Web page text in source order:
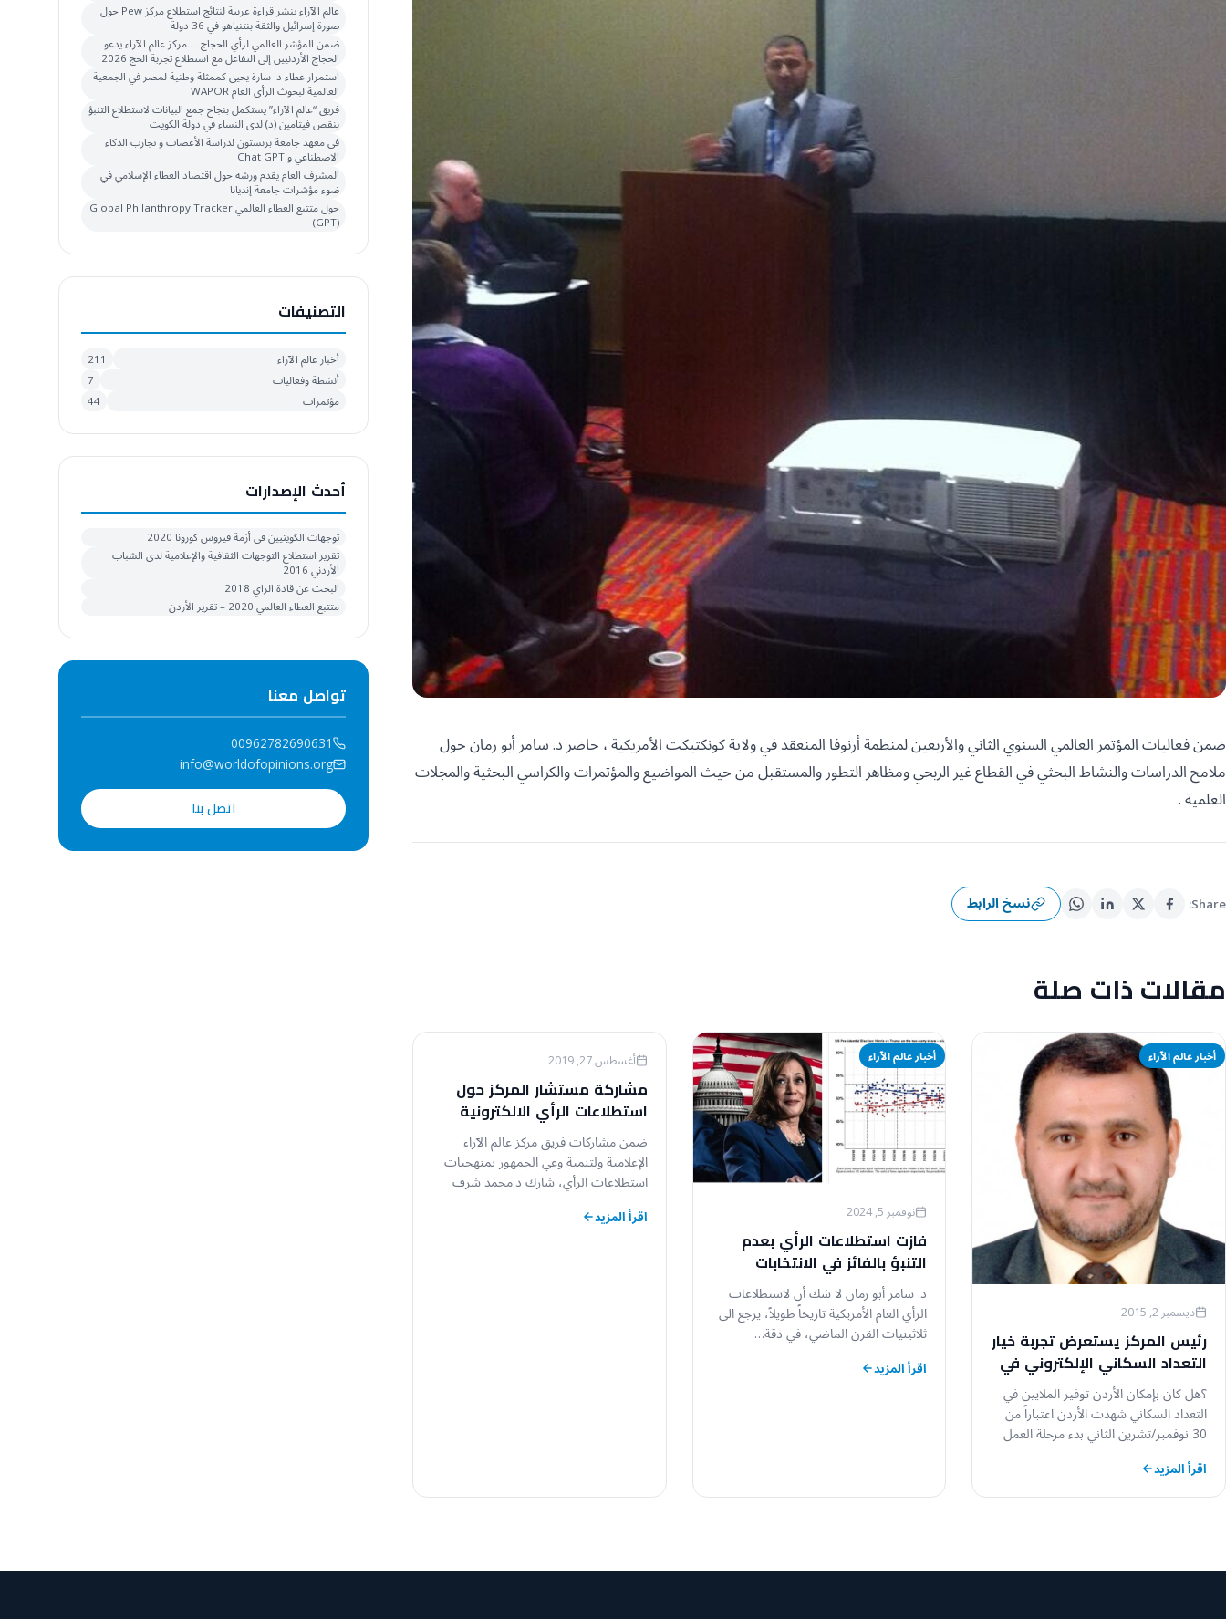
ضمن فعاليات المؤتمر العالمي السنوي الثاني والأربعين لمنظمة أرنوفا المنعقد في ولاية كونكتيكت الأمريكية ، حاضر د. سامر أبو رمان حول
ملامح الدراسات والنشاط البحثي في القطاع غير الربحي ومظاهر التطور والمستقبل من حيث المواضيع والمؤتمرات والكراسي البحثية والمجلات
العلمية .
Share: نسخ الرابط
مقالات ذات صلة
أخبار عالم الآراء
ديسمبر 2, 2015
رئيس المركز يستعرض تجربة خيار
التعداد السكاني الإلكتروني في
الكويت والأردن
؟هل كان بإمكان الأردن توفير الملايين في
التعداد السكاني شهدت الأردن اعتباراً من
30 نوفمبر/تشرين الثاني بدء مرحلة العمل
اقرأ المزيد
أخبار عالم الآراء
نوفمبر 5, 2024
فازت استطلاعات الرأي بعدم
التنبؤ بالفائز في الانتخابات
الأمريكية!
د. سامر أبو رمان لا شك أن لاستطلاعات
الرأي العام الأمريكية تاريخاً طويلاً، يرجع الى
ثلاثينيات القرن الماضي، في دقة…
اقرأ المزيد
أخبار عالم الآراء
أغسطس 27, 2019
مشاركة مستشار المركز حول
استطلاعات الرأي الالكترونية
ضمن مشاركات فريق مركز عالم الآراء
الإعلامية ولتنمية وعي الجمهور بمنهجيات
استطلاعات الرأي، شارك د.محمد شرف
اقرأ المزيد
عالم الآراء ينشر قراءة عربية لنتائج استطلاع مركز Pew حول
صورة إسرائيل والثقة بنتنياهو في 36 دولة
ضمن المؤشر العالمي لرأي الحجاج ….مركز عالم الآراء يدعو
الحجاج الأردنيين إلى التفاعل مع استطلاع تجربة الحج 2026
استمرار عطاء د. سارة يحيى كممثلة وطنية لمصر في الجمعية
العالمية لبحوث الرأي العام WAPOR
فريق “عالم الآراء” يستكمل بنجاح جمع البيانات لاستطلاع التنبؤ
بنقص فيتامين (د) لدى النساء في دولة الكويت
في معهد جامعة برنستون لدراسة الأعصاب و تجارب الذكاء
الاصطناعي و Chat GPT
المشرف العام يقدم ورشة حول اقتصاد العطاء الإسلامي في
ضوء مؤشرات جامعة إنديانا
حول متتبع العطاء العالمي Global Philanthropy Tracker
(GPT)
التصنيفات
أخبار عالم الآراء
211
أنشطة وفعاليات
7
مؤتمرات
44
أحدث الإصدارات
توجهات الكويتيين في أزمة فيروس كورونا 2020
تقرير استطلاع التوجهات الثقافية والإعلامية لدى الشباب
الأردني 2016
البحث عن قادة الراي 2018
متتبع العطاء العالمي 2020 – تقرير الأردن
تواصل معنا
00962782690631
info@worldofopinions.org
اتصل بنا